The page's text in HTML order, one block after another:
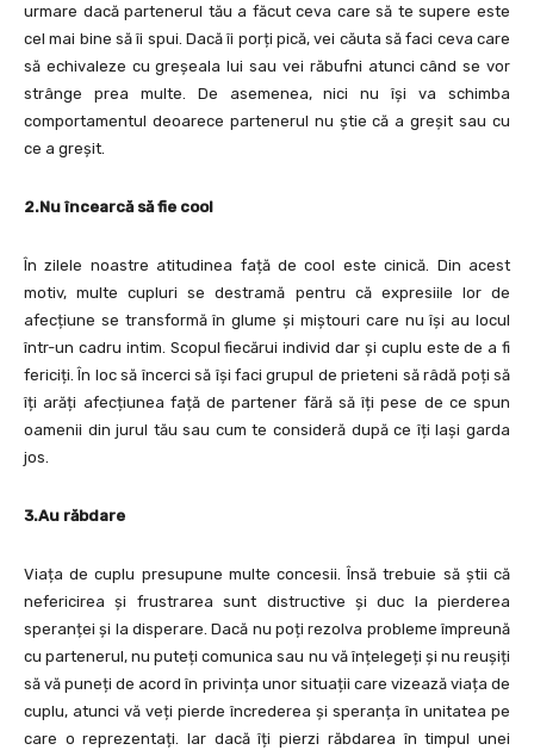
urmare dacă partenerul tău a făcut ceva care să te supere este
cel mai bine să îi spui. Dacă îi porți pică, vei căuta să faci ceva care
să echivaleze cu greșeala lui sau vei răbufni atunci când se vor
strânge prea multe. De asemenea, nici nu își va schimba
comportamentul deoarece partenerul nu știe că a greșit sau cu
ce a greșit.
2.Nu încearcă să fie cool
În zilele noastre atitudinea față de cool este cinică. Din acest
motiv, multe cupluri se destramă pentru că expresiile lor de
afecțiune se transformă în glume și miștouri care nu își au locul
într-un cadru intim. Scopul fiecărui individ dar și cuplu este de a fi
fericiți. În loc să încerci să își faci grupul de prieteni să râdă poți să
îți arăți afecțiunea față de partener fără să îți pese de ce spun
oamenii din jurul tău sau cum te consideră după ce îți lași garda
jos.
3.Au răbdare
Viața de cuplu presupune multe concesii. Însă trebuie să știi că
nefericirea și frustrarea sunt distructive și duc la pierderea
speranței și la disperare. Dacă nu poți rezolva probleme împreună
cu partenerul, nu puteți comunica sau nu vă înțelegeți și nu reușiți
să vă puneți de acord în privința unor situații care vizează viața de
cuplu, atunci vă veți pierde încrederea și speranța în unitatea pe
care o reprezentați. Iar dacă îți pierzi răbdarea în timpul unei